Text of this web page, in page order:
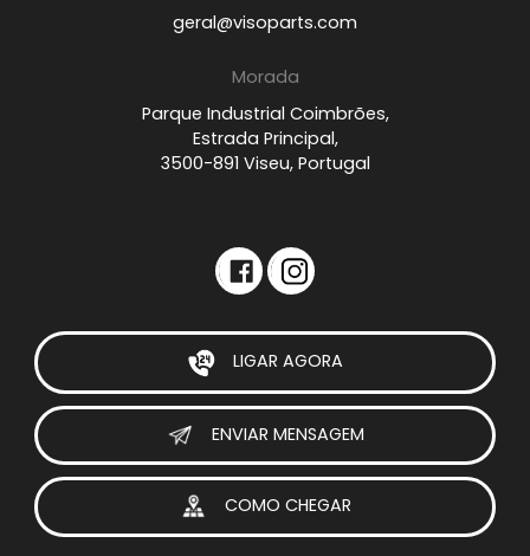
geral@visoparts.com
Morada
Parque Industrial Coimbrões,
Estrada Principal,
3500-891 Viseu, Portugal
LIGAR AGORA
ENVIAR MENSAGEM
COMO CHEGAR